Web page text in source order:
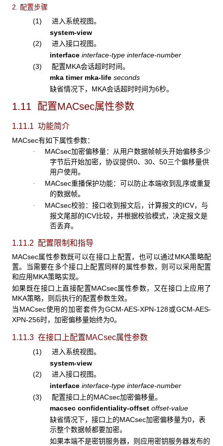
2. 配置步骤
(1) 进入系统视图。
system-view
(2) 进入接口视图。
interfaceinterface-type interface-number
(3) 配置MKA会话超时时间。
mka timer mka-life seconds
缺省情况下，MKA会话超时时间为6秒。
1.11 配置MACsec属性参数
1.11.1 功能简介
MACsec有如下属性参数：
· MACsec加密偏移量：从用户数据帧帧头开始偏移多少
字节后开始加密，协议提供0、30、50三个偏移量供
用户使用。
· MACsec重播保护功能：可以防止本端收到乱序或重复
的数据帧。
· MACsec校验：接口收到报文后，计算报文的ICV，与
报文尾部的ICV比较，并根据校验模式，决定报文是
否丢弃。
1.11.2 配置限制和指导
MACsec属性参数既可以在接口上配置，也可以通过MKA策略配
置。当需要在多个接口上配置同样的属性参数，则可以采用配置
和应用MKA策略实现。
如果既在接口上直接配置MACsec属性参数，又在接口上应用了
MKA策略，则后执行的配置参数生效。
当MACsec使用的加密套件为GCM-AES-XPN-128或GCM-AES-
XPN-256时，加密偏移量始终为0。
1.11.3 在接口上配置MACsec属性参数
(1) 进入系统视图。
system-view
(2) 进入接口视图。
interfaceinterface-type interface-number
(3) 配置接口上的MACsec加密偏移量。
macsec confidentiality-offset offset-value
缺省情况下，接口上的MACsec加密偏移量为0，表
示整个数据帧都要加密。
如果本端不是密钥服务器，则应用密钥服务器发布的